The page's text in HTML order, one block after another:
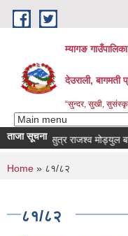
Skip to main content
म्यागङ
देउराली, बागमती
“सुन्दर, सुखी,
ताजा सूचनासुत्र राजश्व मोड्युल
You are here
Home » ८१/८२
८१/८२